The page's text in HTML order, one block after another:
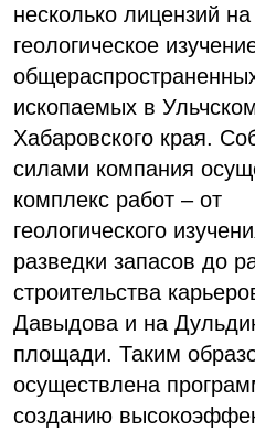
несколько лицензий на
геологическое
ископаемых в
Хабаровского края.
силами компания
комплекс работ – от
геологического
разведки запасов до
строительства
Давыдова и на
площади. Таким
осуществлена
созданию